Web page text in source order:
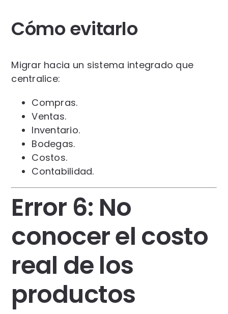
Cómo evitarlo
Migrar hacia un sistema integrado que
centralice:
Compras.
Ventas.
Inventario.
Bodegas.
Costos.
Contabilidad.
Error 6: No
conocer el costo
real de los
productos